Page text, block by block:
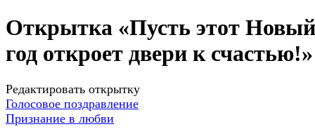
Открытка «Пусть этот Новый
год откроет двери к счастью!»
Редактировать открытку
Голосовое поздравление
Признание в любви